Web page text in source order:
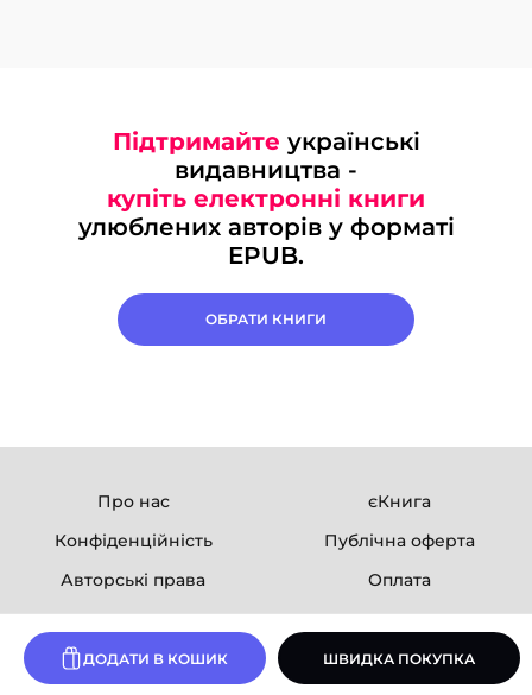
ДОДАТИ В КОШИК ШВИДКА ПОКУПКА
Підтримайте українські
видавництва -
купіть електронні книги
улюблених авторів у форматі
EPUB.
ОБРАТИ КНИГИ
Про нас
єКнига
Конфіденційність
Публічна оферта
Авторські права
Оплата